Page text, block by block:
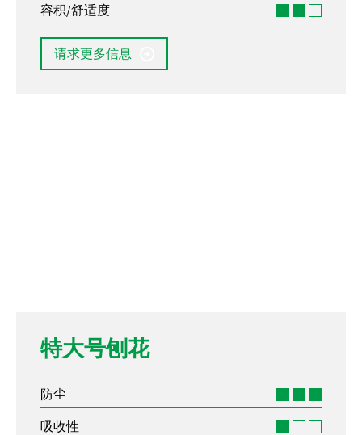
容积/舒适度
请求更多信息
特大号刨花
防尘
吸收性